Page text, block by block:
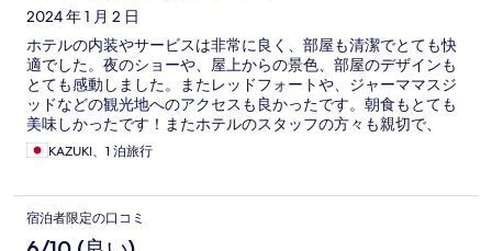
ミ
2024 年 1 月 2 日
ホテルの内装やサービスは非常に良く、部屋も清潔でとても快
適でした。夜のショーや、屋上からの景色、部屋のデザインも
とても感動しました。またレッドフォートや、ジャーママスジ
ッドなどの観光地へのアクセスも良かったです。朝食もとても
美味しかったです！またホテルのスタッフの方々も親切で、
色々と教えてもらえたり、チェックアウト後でも荷物を預かっ
てもらえました。 ただホテルまでの道は細く入り組んでおり、
い街並みを楽しみたい人にはもってこいの立地で、私たちはと
ても楽しめました。
KAZUKI、1 泊旅行
宿泊者限定の口コミ